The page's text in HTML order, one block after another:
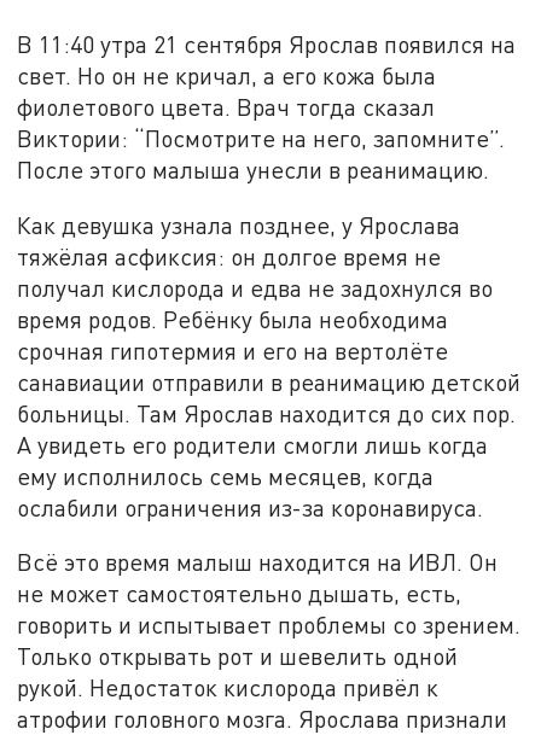
В 11:40 утра 21 сентября Ярослав появился на
свет. Но он не кричал, а его кожа была
фиолетового цвета. Врач тогда сказал
Виктории: “Посмотрите на него, запомните”.
После этого малыша унесли в реанимацию.
Как девушка узнала позднее, у Ярослава
тяжёлая асфиксия: он долгое время не
получал кислорода и едва не задохнулся во
время родов. Ребёнку была необходима
срочная гипотермия и его на вертолёте
санавиации отправили в реанимацию детской
больницы. Там Ярослав находится до сих пор.
А увидеть его родители смогли лишь когда
ему исполнилось семь месяцев, когда
ослабили ограничения из-за коронавируса.
Всё это время малыш находится на ИВЛ. Он
не может самостоятельно дышать, есть,
говорить и испытывает проблемы со зрением.
Только открывать рот и шевелить одной
рукой. Недостаток кислорода привёл к
атрофии головного мозга. Ярослава признали